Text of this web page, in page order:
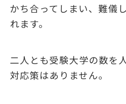
かち合ってしまい、難儀
れます。
二人とも受験大学の数を
対応策はありません。